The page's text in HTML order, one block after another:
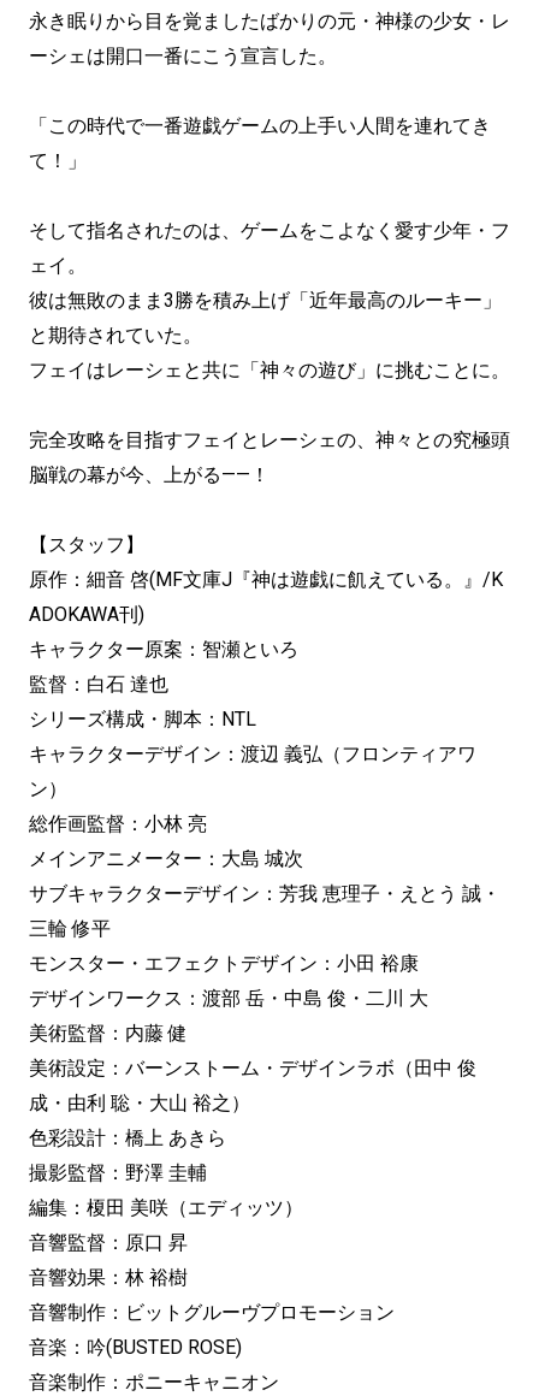
永き眠りから目を覚ましたばかりの元・神様の少女・レ
ーシェは開口一番にこう宣言した。
「この時代で一番遊戯ゲームの上手い人間を連れてき
て！」
そして指名されたのは、ゲームをこよなく愛す少年・フ
ェイ。
彼は無敗のまま3勝を積み上げ「近年最高のルーキー」
と期待されていた。
フェイはレーシェと共に「神々の遊び」に挑むことに。
完全攻略を目指すフェイとレーシェの、神々との究極頭
脳戦の幕が今、上がる——！
【スタッフ】
原作：細音 啓(MF文庫J『神は遊戯に飢えている。』/K
ADOKAWA刊)
キャラクター原案：智瀬といろ
監督：白石 達也
シリーズ構成・脚本：NTL
キャラクターデザイン：渡辺 義弘（フロンティアワ
ン）
総作画監督：小林 亮
メインアニメーター：大島 城次
サブキャラクターデザイン：芳我 恵理子・えとう 誠・
三輪 修平
モンスター・エフェクトデザイン：小田 裕康
デザインワークス：渡部 岳・中島 俊・二川 大
美術監督：内藤 健
美術設定：バーンストーム・デザインラボ（田中 俊
成・由利 聡・大山 裕之）
色彩設計：橋上 あきら
撮影監督：野澤 圭輔
編集：榎田 美咲（エディッツ）
音響監督：原口 昇
音響効果：林 裕樹
音響制作：ビットグルーヴプロモーション
音楽：吟(BUSTED ROSE)
音楽制作：ポニーキャニオン